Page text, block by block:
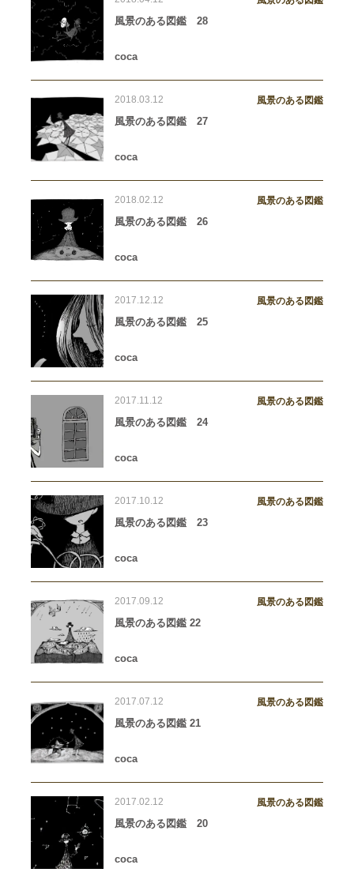
風景のある図鑑 28
coca
2018.03.12 風景のある図鑑
風景のある図鑑 27
coca
2018.02.12 風景のある図鑑
風景のある図鑑 26
coca
2017.12.12 風景のある図鑑
風景のある図鑑 25
coca
2017.11.12 風景のある図鑑
風景のある図鑑 24
coca
2017.10.12 風景のある図鑑
風景のある図鑑 23
coca
2017.09.12 風景のある図鑑
風景のある図鑑 22
coca
2017.07.12 風景のある図鑑
風景のある図鑑 21
coca
2017.02.12 風景のある図鑑
風景のある図鑑 20
coca